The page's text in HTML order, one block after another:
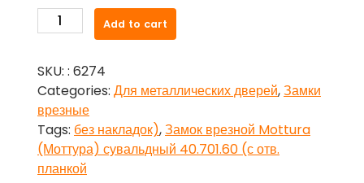
Замок
врезной
(Моттура)
сувальдный
40.701.60
(с
отв.
планкой,
Add to cart
SKU: : 6274
Categories: Для металлических дверей,Замки
врезные
Tags: без накладок),Замок врезной Mottura
(Моттура) сувальдный 40.701.60 (с отв.
планкой